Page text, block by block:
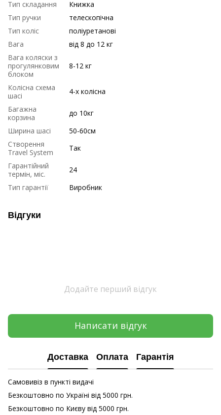
Тип складання
Книжка
Тип ручки
телескопічна
Тип коліс
поліуретанові
Вага
від 8 до 12 кг
Вага коляски з
прогулянковим
блоком
8-12 кг
Колісна схема
шасі
4-х колісна
Багажна
корзина
до 10кг
Ширина шасі
50-60см
Створення
Travel System
Так
Гарантійний
термін, міс.
24
Тип гарантії
Виробник
Відгуки
Додайте перший відгук
Написати відгук
Доставка Оплата Гарантія
Самовивіз в пункті видачі
Безкоштовно по Україні від 5000 грн.
Безкоштовно по Києву від 5000 грн.